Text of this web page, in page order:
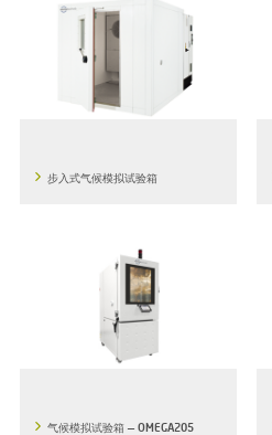
步入式气候模拟试验箱
气候模拟试验箱 — OMEGA205